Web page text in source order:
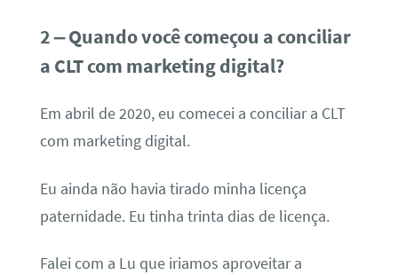
2 – Quando você começou a conciliar
a CLT com marketing digital?
Em abril de 2020, eu comecei a conciliar a CLT
com marketing digital.
Eu ainda não havia tirado minha licença
paternidade. Eu tinha trinta dias de licença.
Falei com a Lu que iriamos aproveitar a